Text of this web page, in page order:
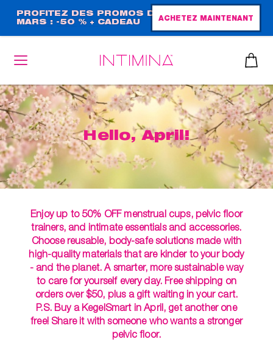
contenu
principal
PROFITEZ DES PROMOS DE
MARS : -50 % + CADEAU
ACHETEZ MAINTENANT
Hello, April!
Enjoy up to 50% OFF menstrual cups, pelvic floor
trainers, and intimate essentials and accessories.
Choose reusable, body-safe solutions made with
high-quality materials that are kinder to your body
- and the planet. A smarter, more sustainable way
to care for yourself every day. Free shipping on
orders over $50, plus a gift waiting in your cart.
P.S. Buy a KegelSmart in April, get another one
free! Share it with someone who wants a stronger
pelvic floor.